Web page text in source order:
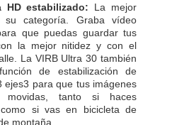
HD estabilizado: La mejor
su categoría. Graba vídeo
que puedas guardar tus
la mejor nitidez y con el
La VIRB Ultra 30 también
de estabilización de
ejes3 para que tus imágenes
movidas, tanto si haces
como si vas en bicicleta de
montaña.